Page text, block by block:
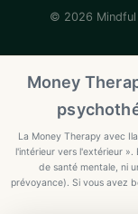
© 2026 Mindful
Money
La Money Therapy avec
l'intérieur vers l'extérieur ».
de santé mentale, ni
prévoyance). Si vous avez